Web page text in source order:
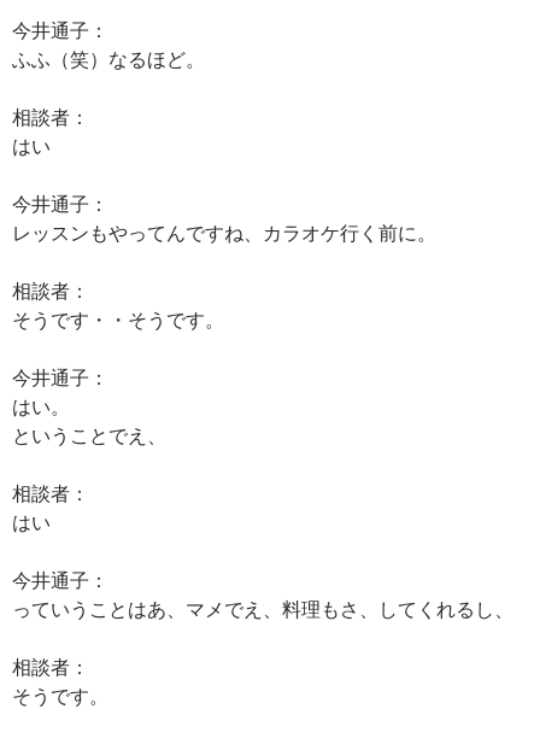
今井通子：
ふふ（笑）なるほど。
相談者：
はい
今井通子：
レッスンもやってんですね、カラオケ行く前に。
相談者：
そうです・・そうです。
今井通子：
はい。
ということでえ、
相談者：
はい
今井通子：
っていうことはあ、マメでえ、料理もさ、してくれるし、
相談者：
そうです。